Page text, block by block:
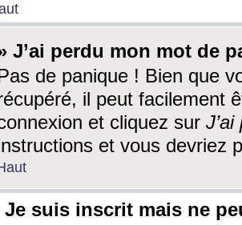
J’ai perdu mon mot de
de panique ! Bien que
il peut facilement
et cliquez sur
et vous devriez
Je suis inscrit mais ne